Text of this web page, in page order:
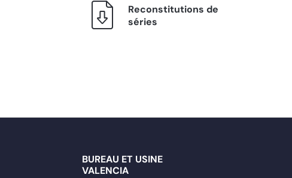
Reconstitutions de
séries
BUREAU ET USINE
VALENCIA